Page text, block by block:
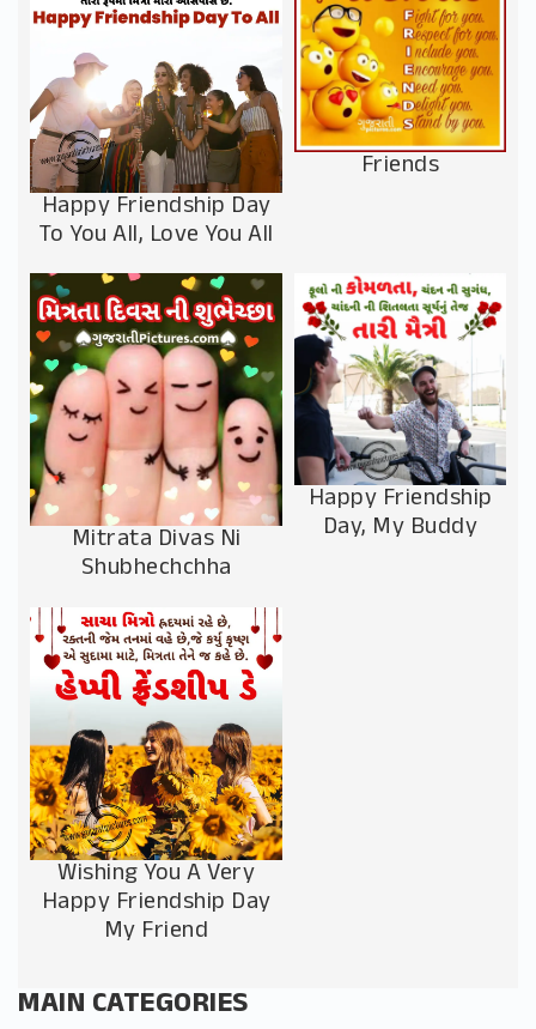
Happy Friendship Day
To You All, Love You All
Friends
Mitrata Divas Ni
Shubhechchha
Happy Friendship
Day, My Buddy
Wishing You A Very
Happy Friendship Day
My Friend
MAIN CATEGORIES